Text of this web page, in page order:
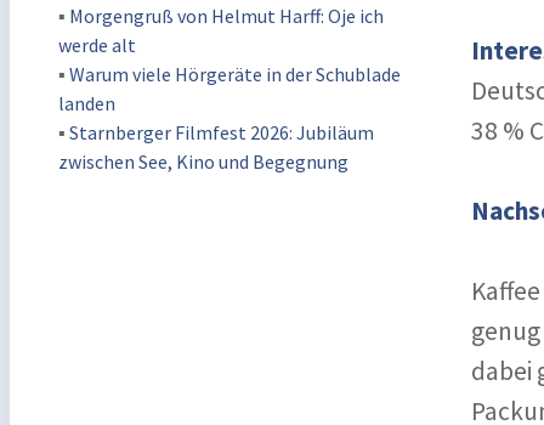
▪ Morgengruß von Helmut Harff: Oje ich
werde alt
▪ Warum viele Hörgeräte in der Schublade
landen
▪ Starnberger Filmfest 2026: Jubiläum
zwischen See, Kino und Begegnung
38 %
dabei